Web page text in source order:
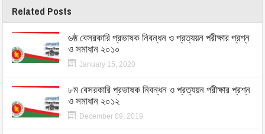
Related Posts
৬ষ্ঠ বেসরকারি প্রভাষক নিবন্ধন ও প্রত্যয়ন পরীক্ষার প্রশ্ন
ও সমাধান ২০১০
January 15, 2020
৮ম বেসরকারি প্রভাষক নিবন্ধন ও প্রত্যয়ন পরীক্ষার প্রশ্ন
ও সমাধান ২০১২
December 09, 2019